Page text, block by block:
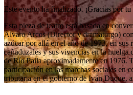
Este evento ha finalizado. ¡Gracias por tu
Esta pieza de teatro está basada en
Álvaro Arcos (Director y dramaturgo)
azúcar por allá en el año de 1973, en sus
cañaduzales y sus vivencias en la huelga
de Río Paila aproximadamente en 1976.
participación en las marchas sociales en
tributaria en el gobierno de Iván Duque,